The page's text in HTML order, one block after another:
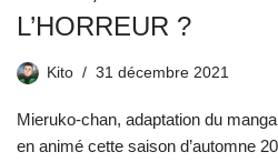
L’HORREUR ?
Kito 31 décembre 2021
Mieruko-chan, adaptation du
en animé cette saison d’automne